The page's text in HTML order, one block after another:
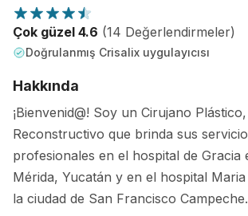
Çok güzel 4.6 (14 Değerlendirmeler)
Doğrulanmış Crisalix uygulayıcısı
Hakkında
¡Bienvenid@! Soy un Cirujano
Reconstructivo que brinda sus
profesionales en el hospital de Gracia
Mérida, Yucatán y en el hospital
la ciudad de San Francisco Campeche.